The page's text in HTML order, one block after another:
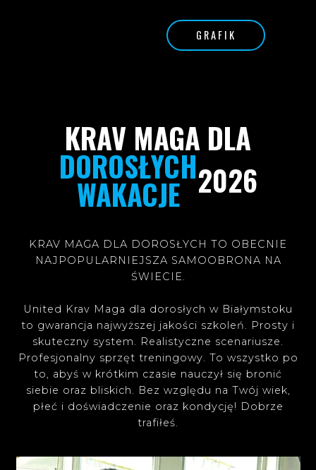
GRAFIK
KRAV MAGA DLA
DOROSŁYCH
WAKACJE 2026
KRAV MAGA DLA DOROSŁYCH TO OBECNIE
NAJPOPULARNIEJSZA SAMOOBRONA NA
ŚWIECIE.
United Krav Maga dla dorosłych w Białymstoku
to gwarancja najwyższej jakości szkoleń. Prosty i
skuteczny system. Realistyczne scenariusze.
Profesjonalny sprzęt treningowy. To wszystko po
to, abyś w krótkim czasie nauczył się bronić
siebie oraz bliskich. Bez względu na Twój wiek,
płeć i doświadczenie oraz kondycję! Dobrze
trafiłeś.